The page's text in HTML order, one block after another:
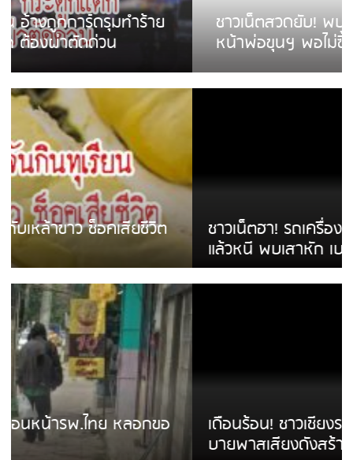
ชาวเน็ตสวดยับ! พบพม่าเร่ขายพวงมาลัย
หน้าพ่อขุนฯ พอไม่ซื้อเดินตาม
ชาวเน็ตฮา! รถเครื่องแม่สายชนป้ายร้านโลงศพ
แล้วหนี พบเสาหัก เบรคหัก หวิดได้ใช้บริการ
เดือนร้อน! ชาวเชียงรายบ่นรถ Isuzu สีขาวซิ่ง
บายพาสเสียงดังสร้างความรำคาญ